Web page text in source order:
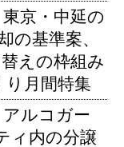
京・中延の
の基準案、
えの枠組み
り月間特集
アルコガー
ィ内の分譲